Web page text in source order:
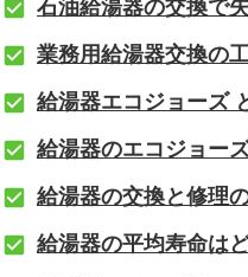
石油給湯器の交換で
業務用給湯器交換の
給湯器エコジョーズ
給湯器のエコジョー
給湯器の交換と修理
給湯器の平均寿命は